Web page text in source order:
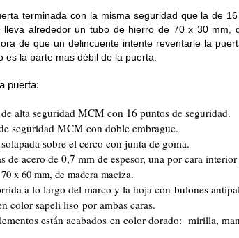
con la misma seguridad que la de 16
lleva alrededor un tubo de hierro de 70 x 30 mm,
de que un delincuente intente reventarle la
es la parte mas débil de la puerta.
puerta:
alta seguridad MCM con 16 puntos de seguridad.
seguridad MCM con doble embrague.
sobre el cerco con junta de goma.
de acero de 0,7 mm de espesor, una por cara
x 60 mm, de madera maciza.
a lo largo del marco y la hoja con bulones
color sapeli liso por ambas caras.
están acabados en color dorado: mirilla,